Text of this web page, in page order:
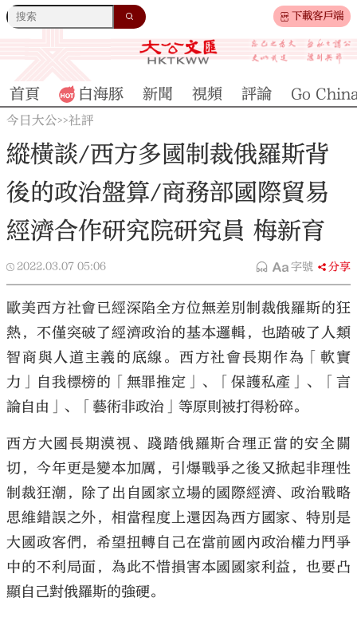
下載客戶端
大公文匯
首頁 白海豚 新聞 視頻 評論 Go
今日大公>>社評
縱橫談/西方多國制裁俄羅斯背
後的政治盤算/商務部國際貿易
經濟合作研究院研究員 梅新育
2022.03.07 05:06 字號 分享
歐美西方社會已經深陷全方位無差別制裁俄羅斯的狂
熱，不僅突破了經濟政治的基本邏輯，也踏破了人類
智商與人道主義的底線。西方社會長期作為「軟實
力」自我標榜的「無罪推定」、「保護私產」、「言
論自由」、「藝術非政治」等原則被打得粉碎。
西方大國長期漠視、踐踏俄羅斯合理正當的安全關
切，今年更是變本加厲，引爆戰爭之後又掀起非理性
制裁狂潮，除了出自國家立場的國際經濟、政治戰略
思維錯誤之外，相當程度上還因為西方國家、特別是
大國政客們，希望扭轉自己在當前國內政治權力鬥爭
中的不利局面，為此不惜損害本國國家利益，也要凸
顯自己對俄羅斯的強硬。